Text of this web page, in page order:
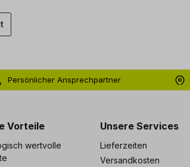
Persönlicher Ansprechpartner
Vorteile
wertvolle
Unsere Services
Lieferzeiten
Versandkosten